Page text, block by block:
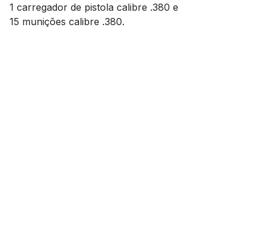
1 carregador de pistola calibre .380 e
15 munições calibre .380.